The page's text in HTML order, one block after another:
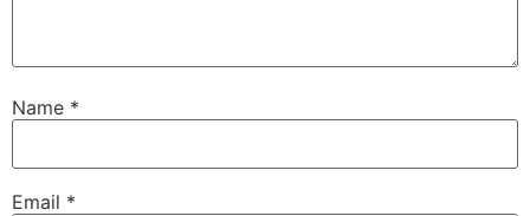
Name *
Email *